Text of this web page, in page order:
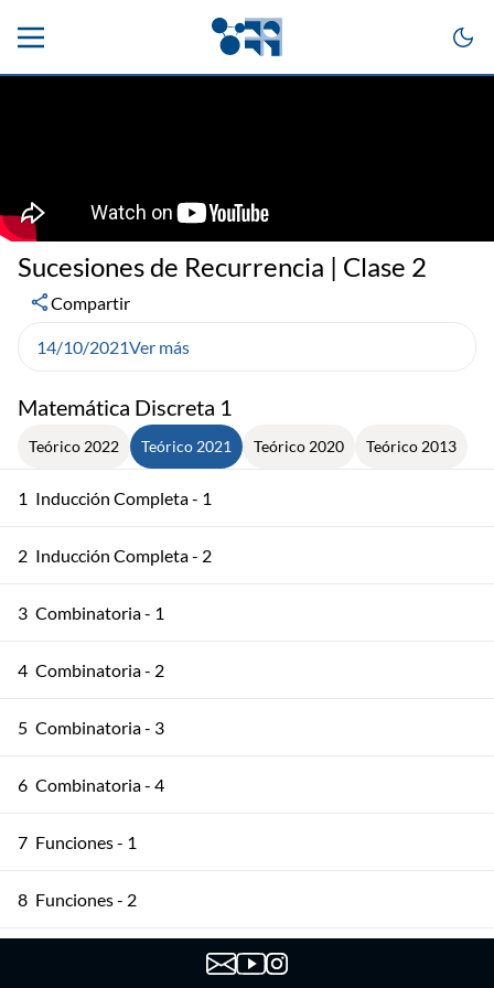
Matemática Discreta 1
Teórico 2022 Teórico 2021 Teórico 2020 Teórico 2013
1 Inducción Completa - 1
2 Inducción Completa - 2
3 Combinatoria - 1
4 Combinatoria - 2
5 Combinatoria - 3
6 Combinatoria - 4
7 Funciones - 1
8 Funciones - 2
Principio del Palomar - 1
Sucesiones de Recurrencia | Clase 2
Compartir
14/10/2021Ver más